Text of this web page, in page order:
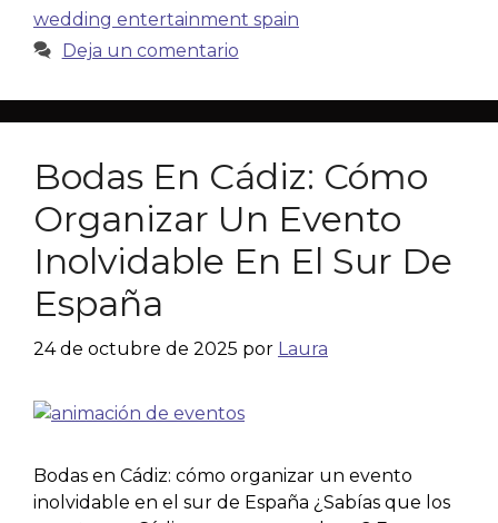
wedding entertainment spain
Deja un comentario
Bodas En Cádiz: Cómo
Organizar Un Evento
Inolvidable En El Sur De
España
24 de octubre de 2025 por Laura
Bodas en Cádiz: cómo organizar un evento
inolvidable en el sur de España ¿Sabías que los